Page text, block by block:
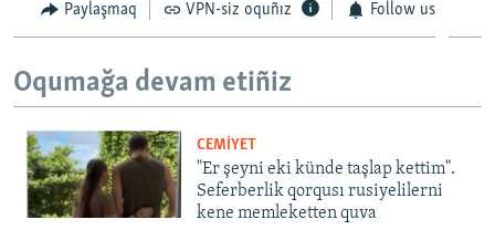
Paylaşmaq VPN-siz oquñız Follow us
Oqumağa devam etiñiz
CEMİYET
"Er şeyni eki künde taşlap kettim".
Seferberlik qorqusı rusiyelilerni
kene memleketten quva